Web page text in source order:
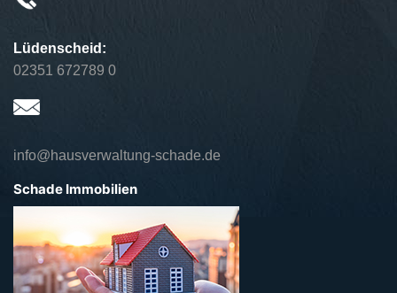
Lüdenscheid:
02351 672789 0
info@hausverwaltung-schade.de
Schade Immobilien